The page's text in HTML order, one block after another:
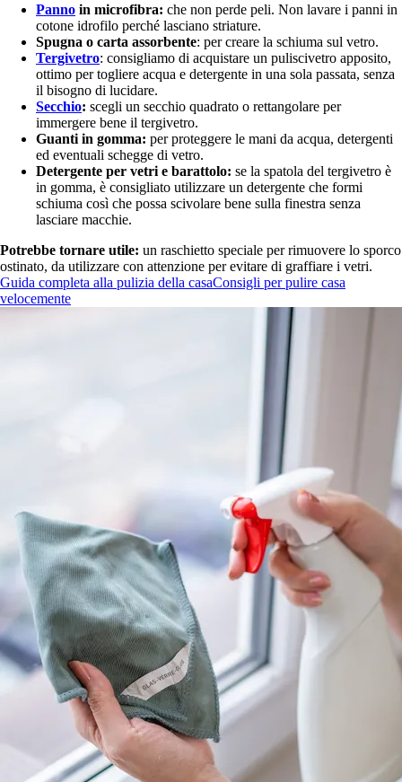
Panno in microfibra: che non perde peli. Non lavare i panni in
cotone idrofilo perché lasciano striature.
Spugna o carta assorbente: per creare la schiuma sul vetro.
Tergivetro: consigliamo di acquistare un puliscivetro apposito,
ottimo per togliere acqua e detergente in una sola passata, senza
il bisogno di lucidare.
Secchio: scegli un secchio quadrato o rettangolare per
immergere bene il tergivetro.
Guanti in gomma: per proteggere le mani da acqua, detergenti
ed eventuali schegge di vetro.
Detergente per vetri e barattolo: se la spatola del tergivetro è
in gomma, è consigliato utilizzare un detergente che formi
schiuma così che possa scivolare bene sulla finestra senza
lasciare macchie.
Potrebbe tornare utile: un raschietto speciale per rimuovere lo sporco
ostinato, da utilizzare con attenzione per evitare di graffiare i vetri.
Guida completa alla pulizia della casaConsigli per pulire casa
velocemente